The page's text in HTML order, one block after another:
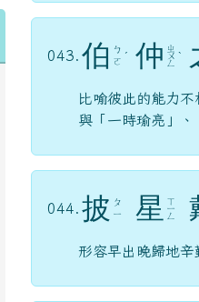
043. 伯 ㄅ
ㄛ ˊ 仲 ㄓ
ㄨ
ㄥ
ˋ
比喻彼此的能力
與「一時瑜亮」、
044. 披 ㄆ
ㄧ
星 ㄒ
ㄧ
ㄥ
形容早出晚歸地辛